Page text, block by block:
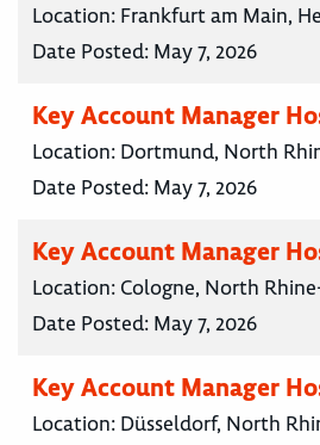
Location: Frankfurt am Main,
Date Posted: May 7, 2026
Key Account Manager
Location: Dortmund, North
Date Posted: May 7, 2026
Key Account Manager
Location: Cologne, North
Date Posted: May 7, 2026
Key Account Manager
Location: Düsseldorf, North